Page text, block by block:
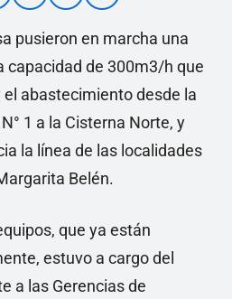
pusieron en marcha una
capacidad de 300m3/h que
abastecimiento desde la
1 a la Cisterna Norte, y
la línea de las localidades
Belén.
que ya están
estuvo a cargo del
a las Gerencias de